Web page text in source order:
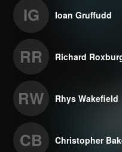
IG Ioan Gruffudd
RR Richard
RW Rhys Wakefield
CB Christopher